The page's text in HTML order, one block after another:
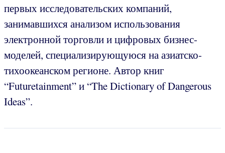
первых исследовательских компаний,
занимавшихся анализом использования
электронной торговли и цифровых бизнес-
моделей, специализирующуюся на азиатско-
тихоокеанском регионе. Автор книг
“Futuretainment” и “The Dictionary of Dangerous
Ideas”.